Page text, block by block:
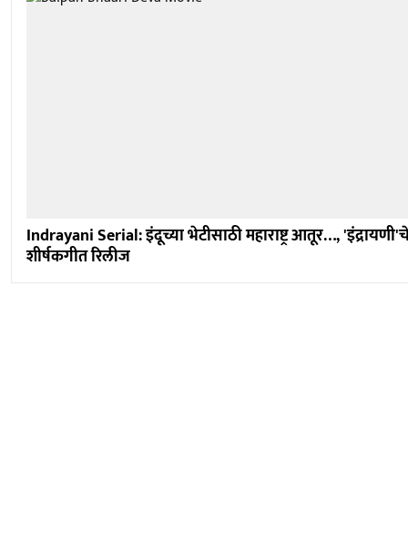
Indrayani Serial: इंदूच्या भेटीसाठी महाराष्ट्र आतूर…,
शीर्षकगीत रिलीज